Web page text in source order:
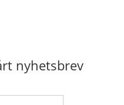
nyhetsbrev